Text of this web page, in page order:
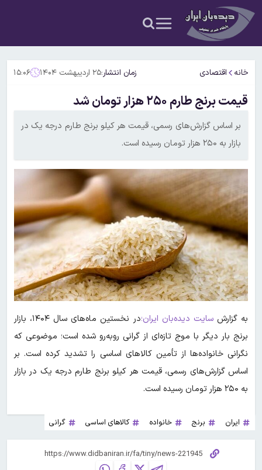
خانه اقتصادی زمان انتشار:۲۵ اردیبهشت ۱۴۰۴ ۱۵:۰۶
قیمت برنج طارم ۲۵۰ هزار تومان شد
بر اساس گزارش‌های رسمی، قیمت هر کیلو برنج طارم درجه یک در
بازار به ۲۵۰ هزار تومان رسیده است.
به گزارشسایت دیده‌بان ایران؛
در نخستین ماه‌های سال ۱۴۰۴، بازار
برنج بار دیگر با موج تازه‌ای از گرانی روبه‌رو شده است؛ موضوعی که
نگرانی خانواده‌ها از تأمین کالاهای اساسی را تشدید کرده است. بر
اساس گزارش‌های رسمی، قیمت هر کیلو برنج طارم درجه یک در بازار
به ۲۵۰ هزار تومان رسیده است.
ایران برنج خانواده کالاهای اساسی گرانی